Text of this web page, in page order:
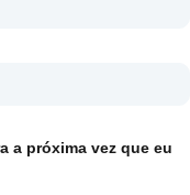
a próxima vez que eu